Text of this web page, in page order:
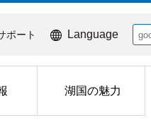
ポート Language
湖国の魅力